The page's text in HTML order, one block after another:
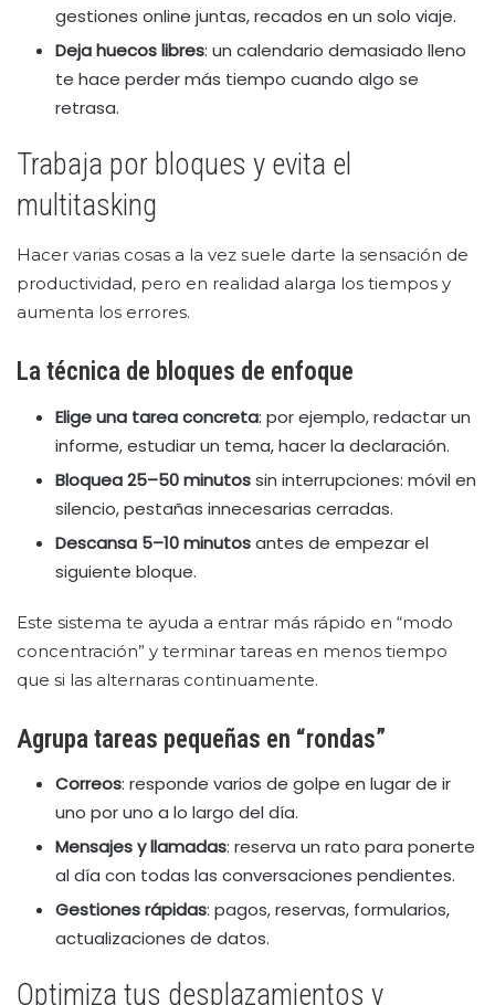
gestiones online juntas, recados en un solo viaje.
Deja huecos libres: un calendario demasiado lleno
te hace perder más tiempo cuando algo se
retrasa.
Trabaja por bloques y evita el
multitasking
Hacer varias cosas a la vez suele darte la sensación de
productividad, pero en realidad alarga los tiempos y
aumenta los errores.
La técnica de bloques de enfoque
Elige una tarea concreta: por ejemplo, redactar un
informe, estudiar un tema, hacer la declaración.
Bloquea 25–50 minutossin interrupciones: móvil en
silencio, pestañas innecesarias cerradas.
Descansa 5–10 minutosantes de empezar el
siguiente bloque.
Este sistema te ayuda a entrar más rápido en “modo
concentración” y terminar tareas en menos tiempo
que si las alternaras continuamente.
Agrupa tareas pequeñas en “rondas”
Correos: responde varios de golpe en lugar de ir
uno por uno a lo largo del día.
Mensajes y llamadas: reserva un rato para ponerte
al día con todas las conversaciones pendientes.
Gestiones rápidas: pagos, reservas, formularios,
actualizaciones de datos.
Optimiza tus desplazamientos y